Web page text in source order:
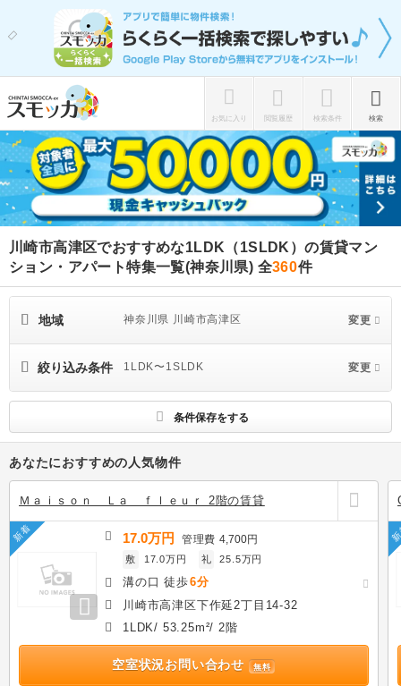
お気に入り 閲覧履歴 検索条件 検索
川崎市高津区でおすすめな1LDK（1SLDK）の賃貸マン
ション・アパート特集一覧(神奈川県) 全360件
地域 神奈川県 川崎市高津区 変更
絞り込み条件 1LDK〜1SLDK 変更
条件保存をする
あなたにおすすめの人気物件
Ｍａｉｓｏｎ Ｌａ ｆｌｅｕｒ 2階の賃貸
新着 17.0万円 管理費4,700円
敷 17.0万円 礼 25.5万円
溝の口 徒歩6分
川崎市高津区下作延2丁目14-32
1LDK/ 53.25m²/ 2階
空室状況お問い合わせ 無料